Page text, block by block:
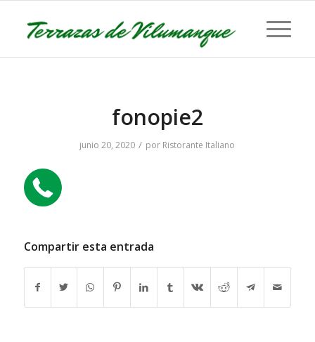
fonopie2
junio 20, 2020 / por Ristorante Italiano
Compartir esta entrada